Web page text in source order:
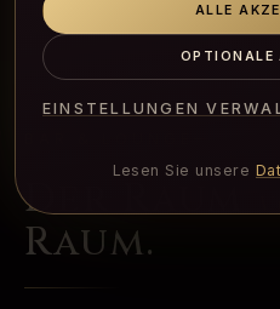
Der Raum
Raum.
ALLE
OPTIONALE
EINSTELLUNGEN
Lesen Sie unsere